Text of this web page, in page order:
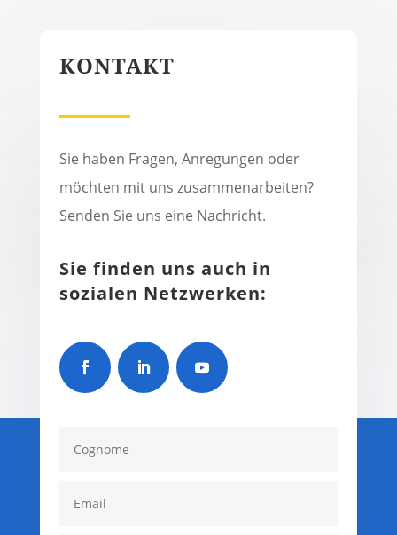
KONTAKT
Sie haben Fragen, Anregungen oder
möchten mit uns zusammenarbeiten?
Senden Sie uns eine Nachricht.
Sie finden uns auch in
sozialen Netzwerken: